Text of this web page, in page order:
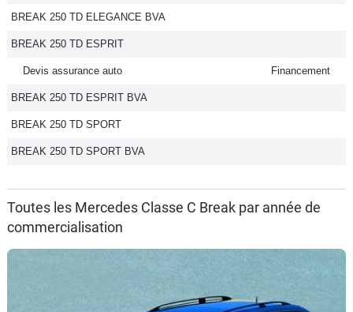
BREAK 250 TD ELEGANCE BVA
BREAK 250 TD ESPRIT
Devis assurance auto Financement
BREAK 250 TD ESPRIT BVA
BREAK 250 TD SPORT
BREAK 250 TD SPORT BVA
Toutes les Mercedes Classe C Break par année de
commercialisation